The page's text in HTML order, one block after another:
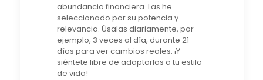
abundancia financiera. Las he
seleccionado por su potencia y
relevancia. Úsalas diariamente, por
ejemplo, 3 veces al día, durante 21
días para ver cambios reales. ¡Y
siéntete libre de adaptarlas a tu estilo
de vida!